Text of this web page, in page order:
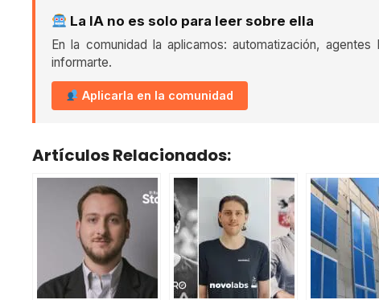
La IA no es solo para leer sobre ella
En la comunidad la aplicamos: automatización,
informarte.
Aplicarla en la comunidad
Artículos Relacionados: